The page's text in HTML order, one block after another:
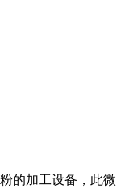
的加工设备，此微